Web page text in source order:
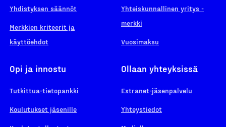
Yhdistyksen säännöt
Merkkien kriteerit ja
käyttöehdot
Yhteiskunnallinen yritys -
merkki
Vuosimaksu
Opi ja innostu
Tutkittua-tietopankki
Koulutukset jäsenille
Ollaan yhteyksissä
Extranet-jäsenpalvelu
Yhteystiedot